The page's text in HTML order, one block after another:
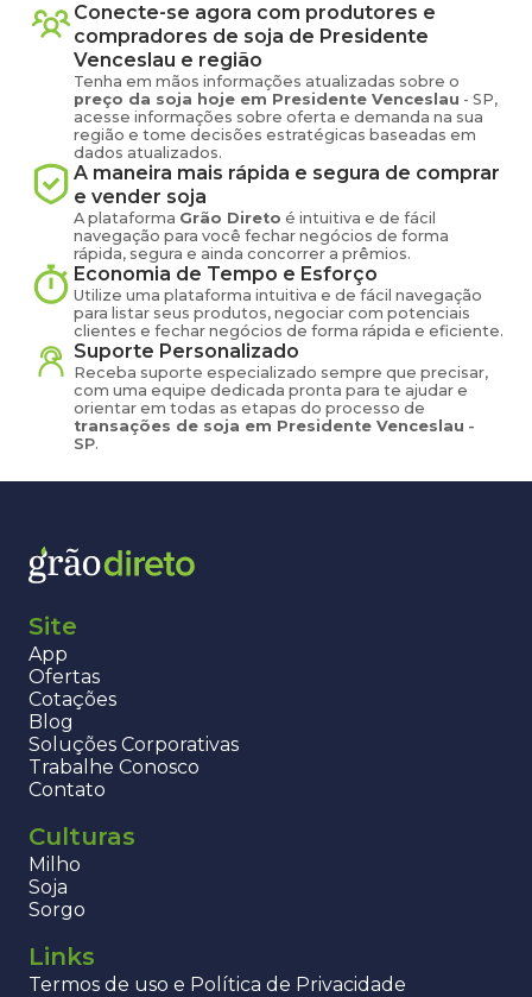
Conecte-se agora com produtores e
compradores de soja de Presidente
Venceslau e região
Tenha em mãos informações atualizadas sobre o
preço da soja hoje em Presidente Venceslau - SP,
acesse informações sobre oferta e demanda na sua
região e tome decisões estratégicas baseadas em
dados atualizados.
A maneira mais rápida e segura de comprar
e vender soja
A plataforma Grão Direto é intuitiva e de fácil
navegação para você fechar negócios de forma
rápida, segura e ainda concorrer a prêmios.
Economia de Tempo e Esforço
Utilize uma plataforma intuitiva e de fácil navegação
para listar seus produtos, negociar com potenciais
clientes e fechar negócios de forma rápida e eficiente.
Suporte Personalizado
Receba suporte especializado sempre que precisar,
com uma equipe dedicada pronta para te ajudar e
orientar em todas as etapas do processo de
transações de soja em Presidente Venceslau -
SP.
Site
App
Ofertas
Cotações
Blog
Soluções Corporativas
Trabalhe Conosco
Contato
Culturas
Milho
Soja
Sorgo
Links
Termos de uso e Política de Privacidade